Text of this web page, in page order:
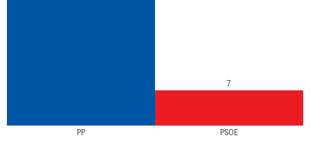
PP PSOE
7